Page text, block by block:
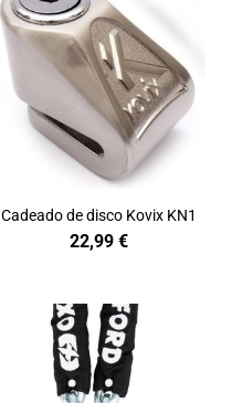
Cadeado de disco Kovix KN1
22,99 €